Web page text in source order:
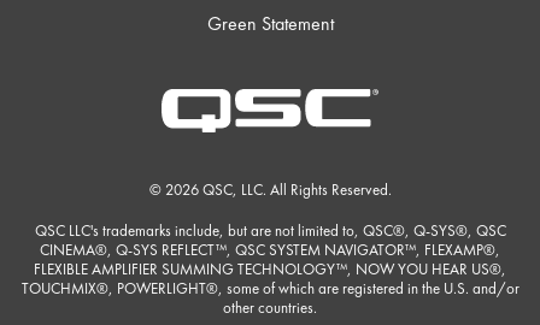
Green Statement
© 2026 QSC, LLC. All Rights Reserved.
QSC LLC's trademarks include, but are not limited to, QSC®, Q-SYS®, QSC
CINEMA®, Q-SYS REFLECT™, QSC SYSTEM NAVIGATOR™, FLEXAMP®,
FLEXIBLE AMPLIFIER SUMMING TECHNOLOGY™, NOW YOU HEAR US®,
TOUCHMIX®, POWERLIGHT®, some of which are registered in the U.S. and/or
other countries.